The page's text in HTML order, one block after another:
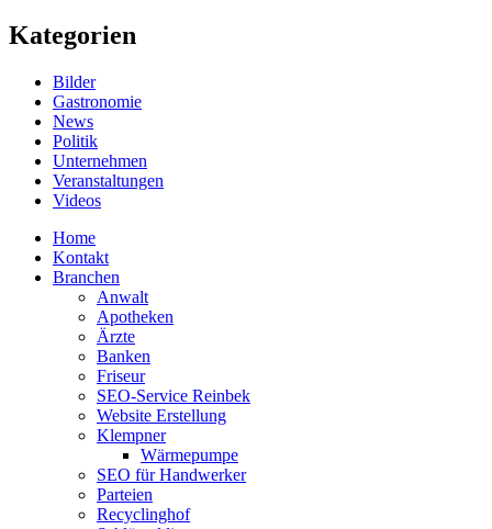
Kategorien
Bilder
Gastronomie
News
Politik
Unternehmen
Veranstaltungen
Videos
Home
Kontakt
Branchen
Anwalt
Apotheken
Ärzte
Banken
Friseur
SEO-Service Reinbek
Website Erstellung
Klempner
Wärmepumpe
SEO für Handwerker
Parteien
Recyclinghof